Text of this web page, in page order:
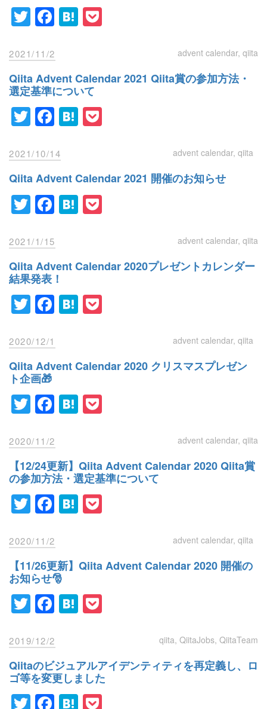
Twitter
Facebook
Hatena
2021/11/2 advent calendar qiita
Qiita Advent Calendar 2021 Qiita賞の参加方法・
選定基準について
Twitter
Facebook
Hatena
2021/10/14 advent calendar qiita
Qiita Advent Calendar 2021 開催のお知らせ
Twitter
Facebook
Hatena
2021/1/15 advent calendar qiita
Qiita Advent Calendar 2020プレゼントカレンダー
結果発表！
Twitter
Facebook
Hatena
2020/12/1 advent calendar qiita
Qiita Advent Calendar 2020 クリスマスプレゼン
ト企画🎁
Twitter
Facebook
Hatena
2020/11/2 advent calendar qiita
【12/24更新】Qiita Advent Calendar 2020 Qiita賞
の参加方法・選定基準について
Twitter
Facebook
Hatena
2020/11/2 advent calendar qiita
【11/26更新】Qiita Advent Calendar 2020 開催の
お知らせ🎅
Twitter
Facebook
Hatena
2019/12/2 qiita QiitaJobs QiitaTeam
Qiitaのビジュアルアイデンティティを再定義し、ロ
ゴ等を変更しました